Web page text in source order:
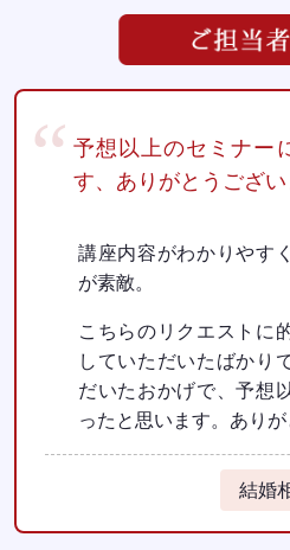
予想以上のセミナー
す、ありがとうござい
講座内容がわかりやす
が素敵。
こちらのリクエストに
していただいたばかり
だいたおかげで、予想
ったと思います。ありが
結婚